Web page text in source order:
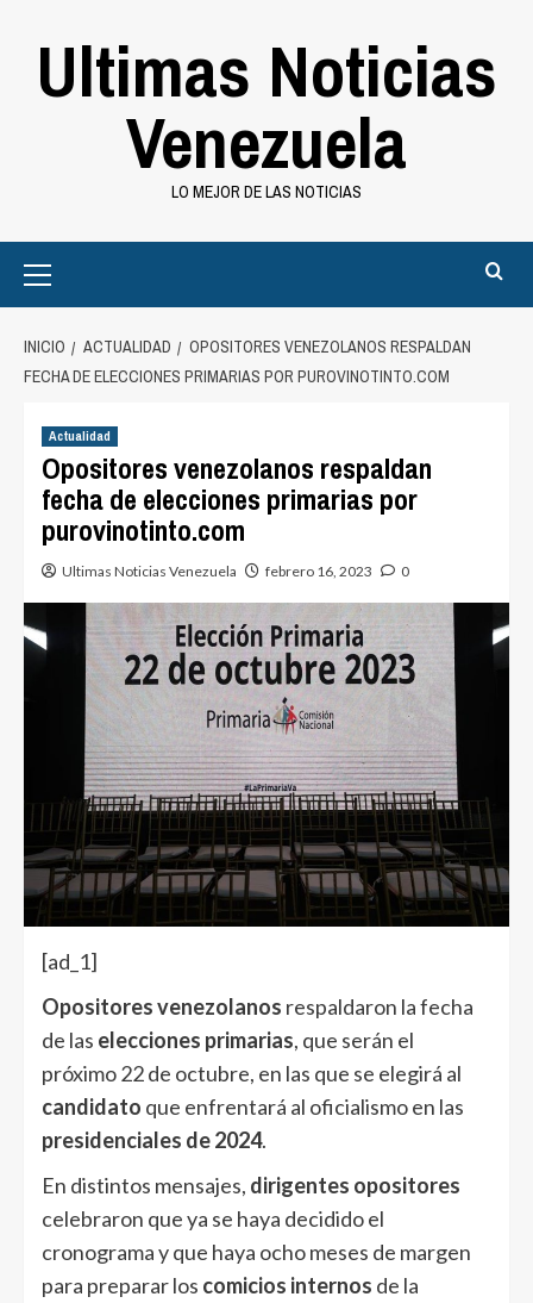
Ultimas Noticias
Venezuela
LO MEJOR DE LAS NOTICIAS
Menu
INICIO ACTUALIDAD
OPOSITORES VENEZOLANOS RESPALDAN
FECHA DE ELECCIONES PRIMARIAS POR PUROVINOTINTO.COM
Actualidad
Opositores venezolanos respaldan
fecha de elecciones primarias por
purovinotinto.com
Ultimas Noticias Venezuela febrero 16, 2023 0
[ad_1]
Opositores venezolanos respaldaron la fecha
de las elecciones primarias, que serán el
próximo 22 de octubre, en las que se elegirá al
candidato que enfrentará al oficialismo en las
presidenciales de 2024.
En distintos mensajes, dirigentes opositores
celebraron que ya se haya decidido el
cronograma y que haya ocho meses de margen
para preparar los comicios internos de la